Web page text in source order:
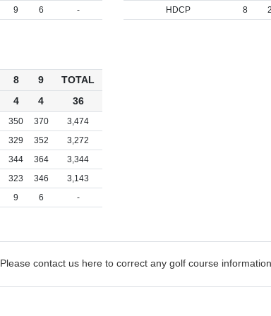
9 6 - HDCP 8 2
8 9
TOTAL
4 4 36
350 370
3,474
329 352
3,272
344 364
3,344
323 346
3,143
9 6 -
Please contact us here to correct any golf course